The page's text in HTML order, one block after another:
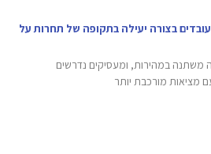
עובדים בצורה יעילה בתקופה של תחרות על
משתנה במהירות, ומעסיקים נדרשים
מציאות מורכבת יותר